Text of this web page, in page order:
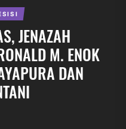
JENAZAH
M. ENOK
DAN